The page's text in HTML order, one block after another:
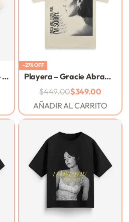
Playera – Taylor Swift – The Eras Tour – Arena
-27% OFF
Playera – Gracie Abrams – I Love You, Im… 2025 – Back
$449.00$349.00
AÑADIR AL CARRITO